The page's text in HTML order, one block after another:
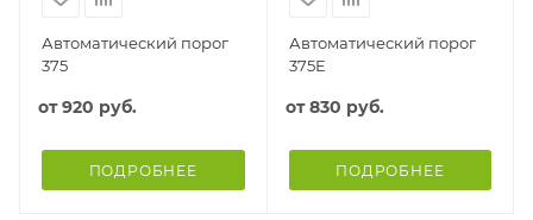
Автоматический порог
375
от920 руб.
ПОДРОБНЕЕ
Автоматический порог
375E
от830 руб.
ПОДРОБНЕЕ